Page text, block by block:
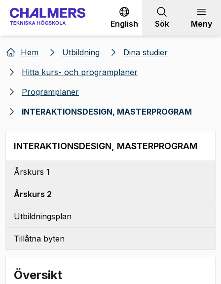
Gå till innehållet
English Sök Meny
Hem Utbildning
Dina studier
Hitta kurs- och programplaner
Programplaner
INTERAKTIONSDESIGN, MASTERPROGRAM
INTERAKTIONSDESIGN, MASTERPROGRAM
Årskurs 1
Årskurs 2
Utbildningsplan
Tillåtna byten
Översikt